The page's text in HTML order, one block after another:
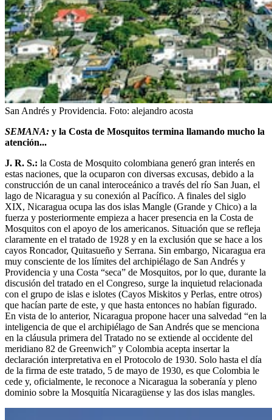
San Andrés y Providencia. Foto: alejandro acosta
SEMANA: y la Costa de Mosquitos termina llamando mucho la
atención...
J. R. S.: la Costa de Mosquito colombiana generó gran interés en
estas naciones, que la ocuparon con diversas excusas, debido a la
construcción de un canal interoceánico a través del río San Juan, el
lago de Nicaragua y su conexión al Pacífico. A finales del siglo
XIX, Nicaragua ocupa las dos islas Mangle (Grande y Chico) a la
fuerza y posteriormente empieza a hacer presencia en la Costa de
Mosquitos con el apoyo de los americanos. Situación que se refleja
claramente en el tratado de 1928 y en la exclusión que se hace a los
cayos Roncador, Quitasueño y Serrana. Sin embargo, Nicaragua era
muy consciente de los límites del archipiélago de San Andrés y
Providencia y una Costa “seca” de Mosquitos, por lo que, durante la
discusión del tratado en el Congreso, surge la inquietud relacionada
con el grupo de islas e islotes (Cayos Miskitos y Perlas, entre otros)
que hacían parte de este, y que hasta entonces no habían figurado.
En vista de lo anterior, Nicaragua propone hacer una salvedad “en la
inteligencia de que el archipiélago de San Andrés que se menciona
en la cláusula primera del Tratado no se extiende al occidente del
meridiano 82 de Greenwich” y Colombia acepta insertar la
declaración interpretativa en el Protocolo de 1930. Solo hasta el día
de la firma de este tratado, 5 de mayo de 1930, es que Colombia le
cede y, oficialmente, le reconoce a Nicaragua la soberanía y pleno
dominio sobre la Mosquitía Nicaragüense y las dos islas mangles.